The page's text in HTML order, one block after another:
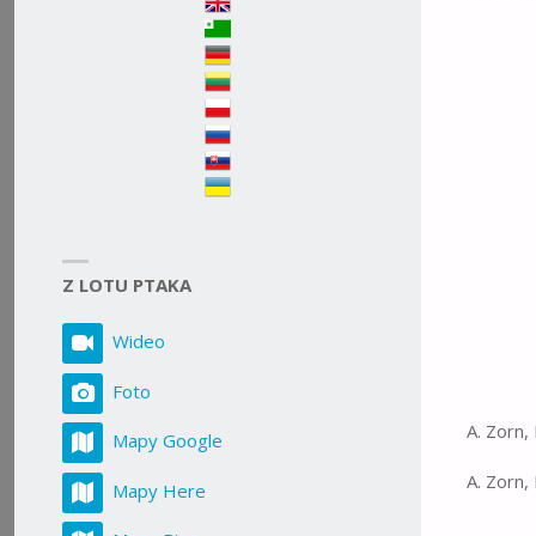
A. Zorn,
A. Zorn,
Z LOTU PTAKA
Wideo
Foto
Mapy Google
Mapy Here